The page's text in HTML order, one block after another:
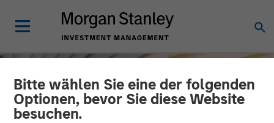
Bitte wählen Sie eine der folgenden
Optionen, bevor Sie diese Website
besuchen.